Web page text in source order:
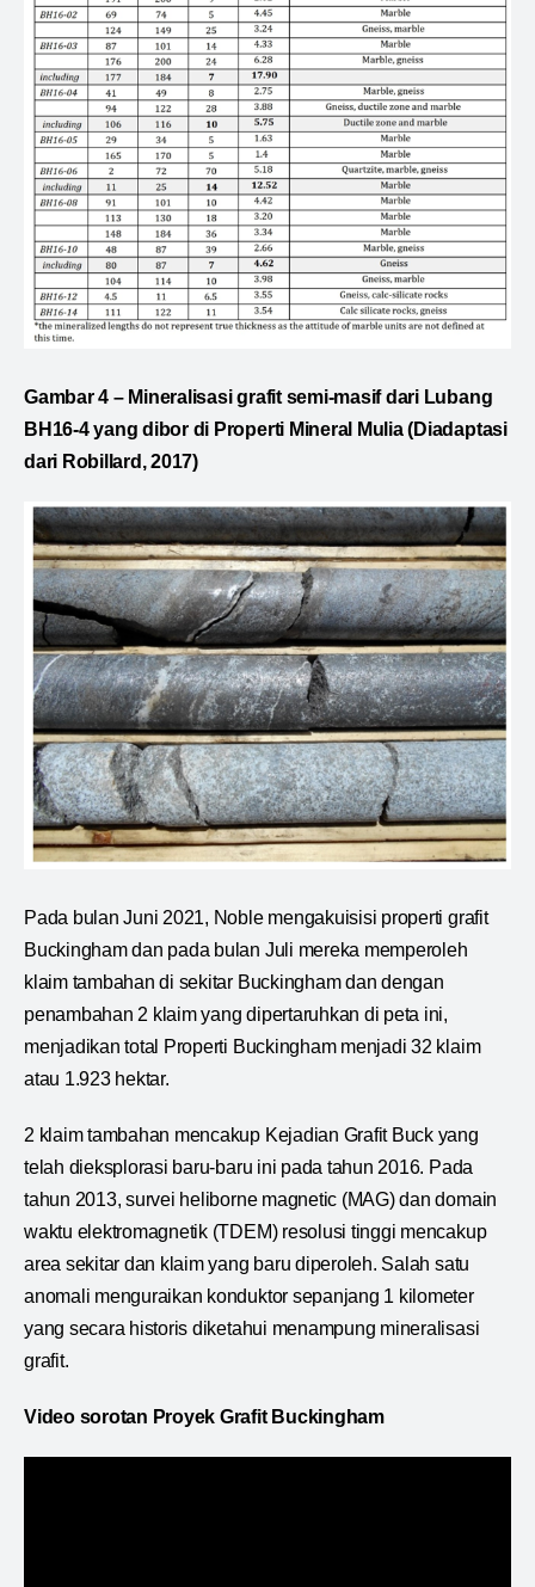
Gambar 4 – Mineralisasi grafit semi-masif dari Lubang
BH16-4 yang dibor di Properti Mineral Mulia (Diadaptasi
dari Robillard, 2017)
Pada bulan Juni 2021, Noble mengakuisisi properti grafit
Buckingham dan pada bulan Juli mereka memperoleh
klaim tambahan di sekitar Buckingham dan dengan
penambahan 2 klaim yang dipertaruhkan di peta ini,
menjadikan total Properti Buckingham menjadi 32 klaim
atau 1.923 hektar.
2 klaim tambahan mencakup Kejadian Grafit Buck yang
telah dieksplorasi baru-baru ini pada tahun 2016. Pada
tahun 2013, survei heliborne magnetic (MAG) dan domain
waktu elektromagnetik (TDEM) resolusi tinggi mencakup
area sekitar dan klaim yang baru diperoleh. Salah satu
anomali menguraikan konduktor sepanjang 1 kilometer
yang secara historis diketahui menampung mineralisasi
grafit.
Video sorotan Proyek Grafit Buckingham